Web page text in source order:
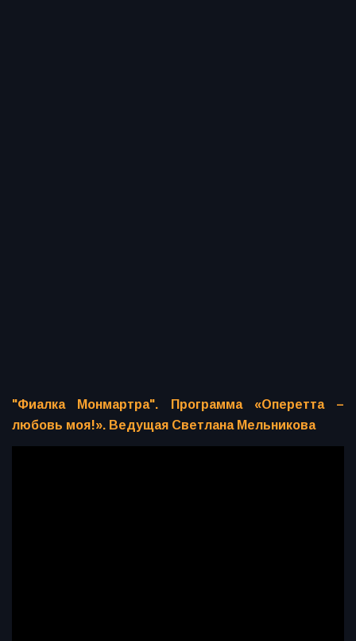
"Фиалка Монмартра". Программа «Оперетта –
любовь моя!». Ведущая Светлана Мельникова